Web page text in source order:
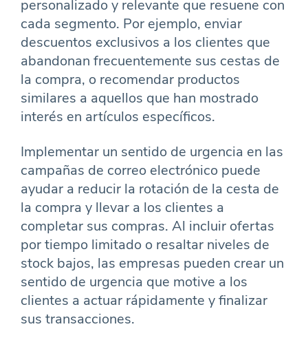
personalizado y relevante que resuene con
cada segmento. Por ejemplo, enviar
descuentos exclusivos a los clientes que
abandonan frecuentemente sus cestas de
la compra, o recomendar productos
similares a aquellos que han mostrado
interés en artículos específicos.
Implementar un sentido de urgencia en las
campañas de correo electrónico puede
ayudar a reducir la rotación de la cesta de
la compra y llevar a los clientes a
completar sus compras. Al incluir ofertas
por tiempo limitado o resaltar niveles de
stock bajos, las empresas pueden crear un
sentido de urgencia que motive a los
clientes a actuar rápidamente y finalizar
sus transacciones.